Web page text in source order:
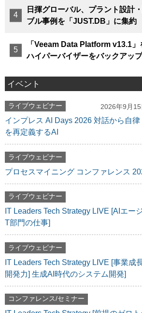
日揮グローバル、プラント設計
ブル事例を「JUST.DB」に集約
「Veeam Data Platform v13.1
ハイパーバイザーをバックアッ
イベント
ライブウェビナー 2026年9月
インプレス AI Days 2026 対話から自
を再定義するAI
ライブウェビナー
プロセスマイニング コンファレンス
ライブウェビナー
IT Leaders Tech Strategy LIVE [AIエー
T部門の仕事]
ライブウェビナー
IT Leaders Tech Strategy LIVE [事業成
開発力] 生成AI時代のシステム開発]
コンファレンス/セミナー